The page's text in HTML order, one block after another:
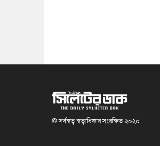
© সর্বস্বত্ব স্বত্বাধিকার সংরক্ষিত ২০২০